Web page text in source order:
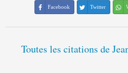
Facebook Twitter
Toutes les citations de